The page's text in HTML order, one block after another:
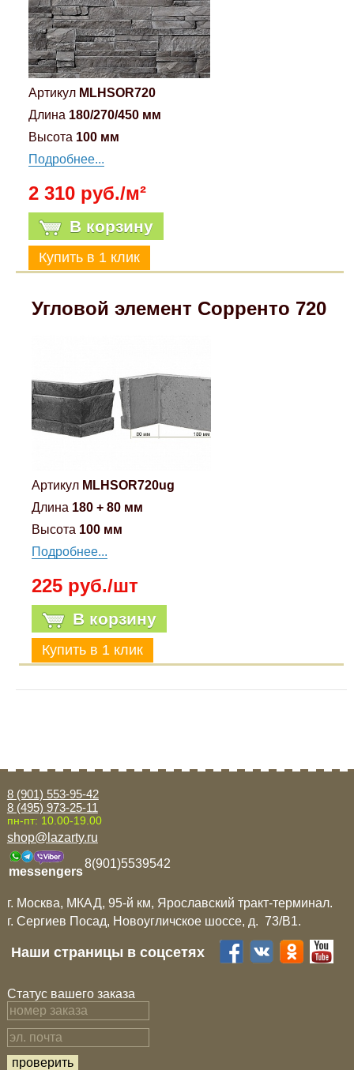
Артикул MLHSOR720
Длина 180/270/450 мм
Высота 100 мм
Подробнее...
2 310 руб./м²
В корзину
Угловой элемент Сорренто 720
Артикул MLHSOR720ug
Длина 180 + 80 мм
Высота 100 мм
Подробнее...
225 руб./шт
В корзину
8 (901) 553-95-42
8 (495) 973-25-11
пн-пт: 10.00-19.00
shop@lazarty.ru
messengers
8(901)5539542
г. Москва, МКАД, 95-й км, Ярославский тракт-терминал.
г. Сергиев Посад, Новоугличское шоссе, д. 73/B1.
Наши страницы в соцсетях
Статус вашего заказа